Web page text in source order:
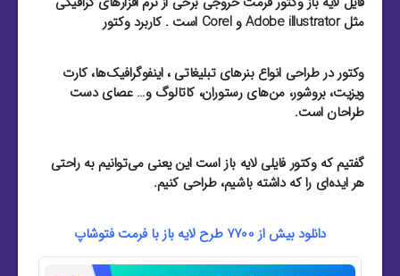
مثل Adobe illustrator و Corel است . کاربرد وکتور
وکتور در طراحی انواع بنرهای تبلیغاتی ، اینفوگرافیک‌ها، کارت
ویزیت‌، بروشور‌، من‌های رستوران‌، کاتالوگ و… عصای دست
طراحان است.
گفتیم که وکتور فایلی لایه باز است این یعنی می‌توانیم به راحتی
هر ایده‌ای را که داشته باشیم، طراحی کنیم.
دانلود بیش از 7700 طرح لایه باز با فرمت فتوشاپ